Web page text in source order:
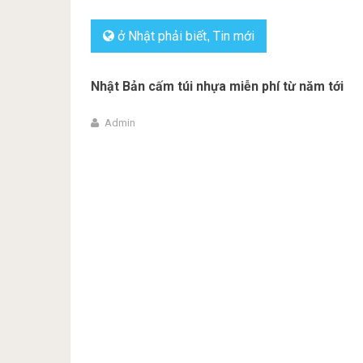
ở Nhật phải biết, Tin mới
Nhật Bản cấm túi nhựa miễn phí từ năm tới
Admin